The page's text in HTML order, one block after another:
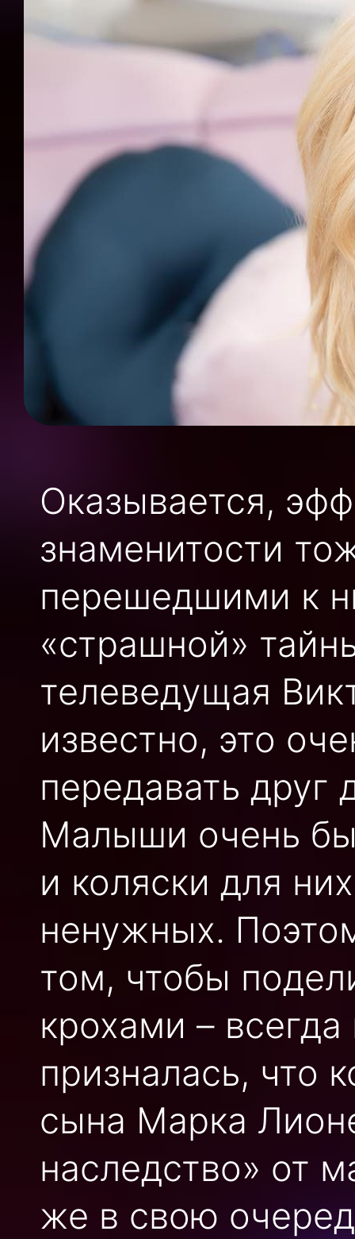
Оказывается,
знаменитости
перешедшими к
«страшной»
телеведущая
известно, это
передавать
Малыши очень
и коляски для
ненужных.
том, чтобы
крохами –
призналась, что
сына Марка
наследство» от
же в свою